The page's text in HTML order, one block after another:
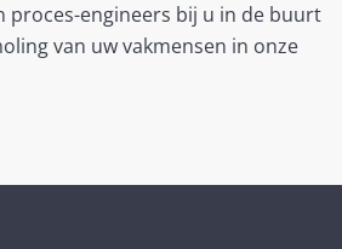
proces-engineers bij u in de buurt
van uw vakmensen in onze